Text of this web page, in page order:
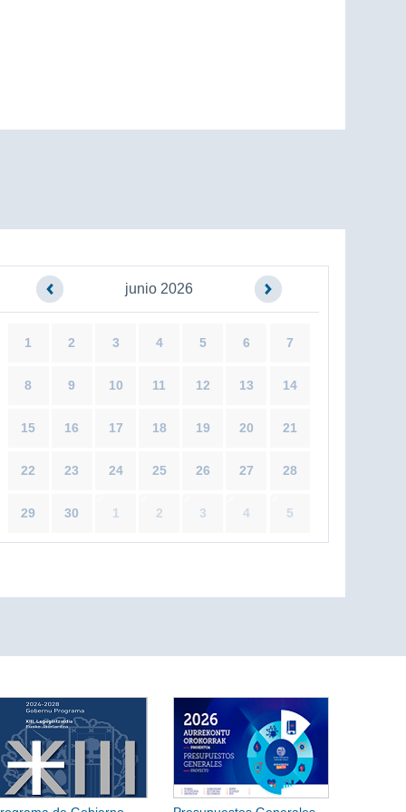
junio 2026
1 2 3 4 5 6 7
8 9 10 11 12 13 14
15 16 17 18 19 20 21
22 23 24 25 26 27 28
29 30 1 2 3 4 5